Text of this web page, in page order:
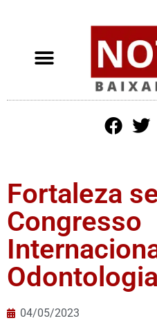
Fortaleza
Congresso
Odontologia
04/05/2023